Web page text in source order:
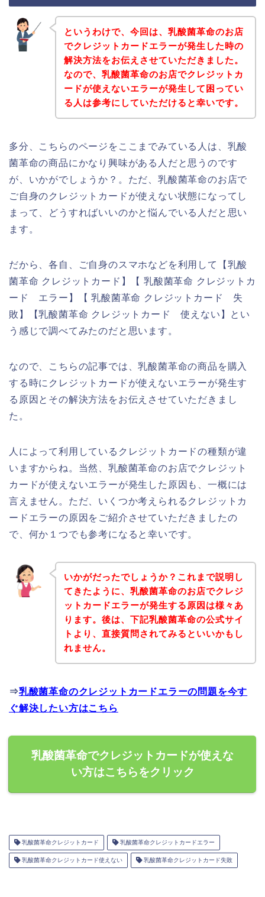
というわけで、今回は、乳酸菌革命のお店
でクレジットカードエラーが発生した時の
解決方法をお伝えさせていただきました。
なので、乳酸菌革命のお店でクレジットカ
ードが使えないエラーが発生して困ってい
る人は参考にしていただけると幸いです。
多分、こちらのページをここまでみている人は、乳酸
菌革命の商品にかなり興味がある人だと思うのです
が、いかがでしょうか？。ただ、乳酸菌革命のお店で
ご自身のクレジットカードが使えない状態になってし
まって、どうすればいいのかと悩んでいる人だと思い
ます。
だから、各自、ご自身のスマホなどを利用して【乳酸
菌革命 クレジットカード】【 乳酸菌革命 クレジットカ
ード エラー】【 乳酸菌革命 クレジットカード 失
敗】【乳酸菌革命 クレジットカード 使えない】とい
う感じで調べてみたのだと思います。
なので、こちらの記事では、乳酸菌革命の商品を購入
する時にクレジットカードが使えないエラーが発生す
る原因とその解決方法をお伝えさせていただきまし
た。
人によって利用しているクレジットカードの種類が違
いますからね。当然、乳酸菌革命のお店でクレジット
カードが使えないエラーが発生した原因も、一概には
言えません。ただ、いくつか考えられるクレジットカ
ードエラーの原因をご紹介させていただきましたの
で、何か１つでも参考になると幸いです。
いかがだったでしょうか？これまで説明し
てきたように、乳酸菌革命のお店でクレジ
ットカードエラーが発生する原因は様々あ
ります。後は、下記乳酸菌革命の公式サイ
トより、直接質問されてみるといいかもし
れません。
⇒乳酸菌革命のクレジットカードエラーの問題を今す
ぐ解決したい方はこちら
乳酸菌革命でクレジットカードが使えな
い方はこちらをクリック
乳酸菌革命クレジットカード 乳酸菌革命クレジットカードエラー
乳酸菌革命クレジットカード使えない 乳酸菌革命クレジットカード失敗